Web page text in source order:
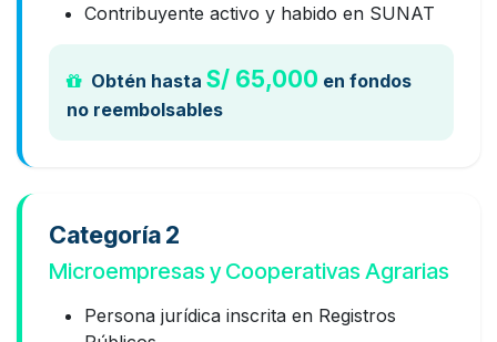
Contribuyente activo y habido en SUNAT
Obtén hasta S/ 65,000 en fondos
no reembolsables
Categoría 2
Microempresas y Cooperativas Agrarias
Persona jurídica inscrita en Registros